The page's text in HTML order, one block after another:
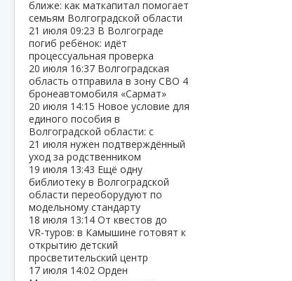
ближе: как маткапитал помогает
семьям Волгоградской области
21 июля 09:23 В Волгограде
погиб ребёнок: идёт
процессуальная проверка
20 июля 16:37 Волгоградская
область отправила в зону СВО 4
бронеавтомобиля «Сармат»
20 июля 14:15 Новое условие для
единого пособия в
Волгоградской области: с
21 июля нужен подтверждённый
уход за родственником
19 июля 13:43 Ещё одну
библиотеку в Волгоградской
области переоборудуют по
модельному стандарту
18 июля 13:14 От квестов до
VR‑туров: в Камышине готовят к
открытию детский
просветительский центр
17 июля 14:02 Орден